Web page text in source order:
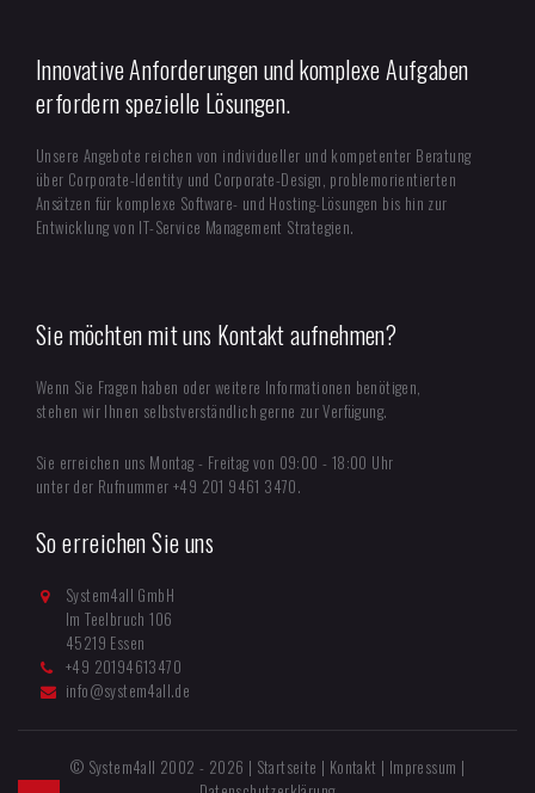
Innovative Anforderungen und komplexe Aufgaben
erfordern spezielle Lösungen.
Unsere Angebote reichen von individueller und kompetenter Beratung
über Corporate-Identity und Corporate-Design, problemorientierten
Ansätzen für komplexe Software- und Hosting-Lösungen bis hin zur
Entwicklung von IT-Service Management Strategien.
Sie möchten mit uns Kontakt aufnehmen?
Wenn Sie Fragen haben oder weitere Informationen benötigen,
stehen wir Ihnen selbstverständlich gerne zur Verfügung.
Sie erreichen uns Montag - Freitag von 09:00 - 18:00 Uhr
unter der Rufnummer +49 201 9461 3470.
So erreichen Sie uns
System4all GmbH
Im Teelbruch 106
45219 Essen
+49 20194613470
info@system4all.de
© System4all 2002 - 2026 | Startseite | Kontakt | Impressum |